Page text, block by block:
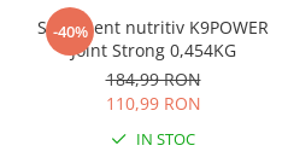
-40%
Supliment nutritiv K9POWER
Joint Strong 0,454KG
184,99 RON
110,99 RON
IN STOC